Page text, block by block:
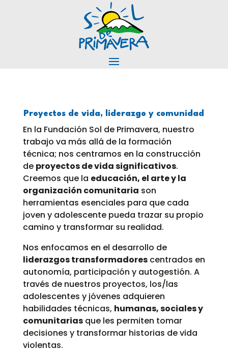
Proyectos de vida, liderazgo y comunidad
En la Fundación Sol de Primavera, nuestro
trabajo va más allá de la formación
técnica; nos centramos en la construcción
de proyectos de vida significativos.
Creemos que la educación, el arte y la
organización comunitaria son
herramientas esenciales para que cada
joven y adolescente pueda trazar su propio
camino y transformar su realidad.
Nos enfocamos en el desarrollo de
liderazgos transformadorescentrados en
autonomía, participación y autogestión. A
través de nuestros proyectos, los/las
adolescentes y jóvenes adquieren
habilidades técnicas, humanas, sociales y
comunitariasque les permiten tomar
decisiones y transformar historias de vida
violentas.